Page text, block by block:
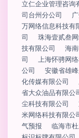
立仁企业管理咨询
司台州分公司
万网络信息科技有
司
珠海壹贰叁
技有限公司
海
司
上海怀骋网
公司
安徽省雄
化传媒有限公司
省大众油品有限公
尘科技有限公司
米网络科技有限公
气预报
临海市